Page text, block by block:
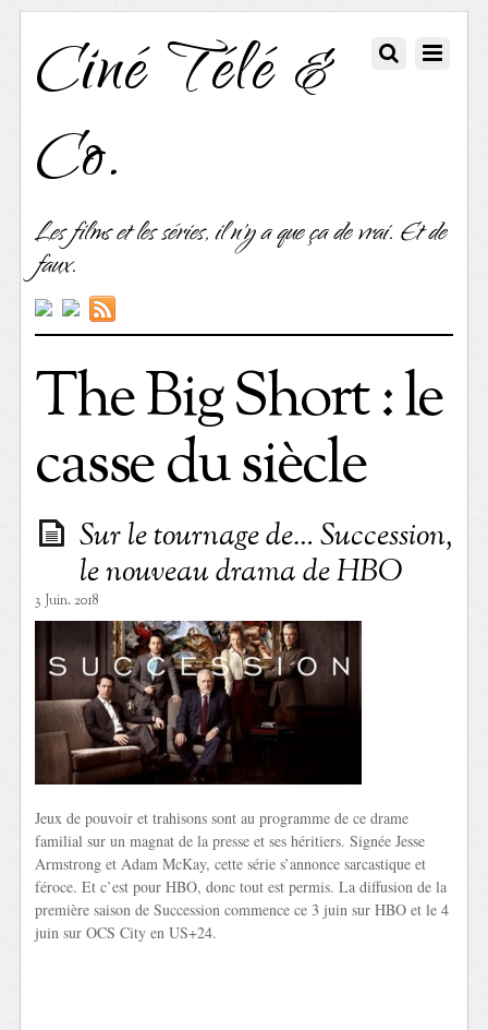
Ciné Télé &
Co.
Les films et les séries, il n'y a que ça de vrai. Et de
faux.
The Big Short : le
casse du siècle
Sur le tournage de… Succession,
le nouveau drama de HBO
3 Juin. 2018
Jeux de pouvoir et trahisons sont au programme de ce drame
familial sur un magnat de la presse et ses héritiers. Signée Jesse
Armstrong et Adam McKay, cette série s’annonce sarcastique et
féroce. Et c’est pour HBO, donc tout est permis. La diffusion de la
première saison de Succession commence ce 3 juin sur HBO et le 4
juin sur OCS City en US+24.